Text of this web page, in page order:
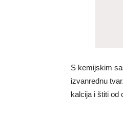
S kemijskim
izvanrednu
kalcija i štiti od